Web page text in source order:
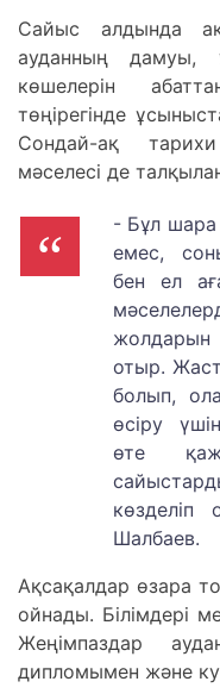
Сайыс алдында
ауданның дамуы,
көшелерін
төңірегінде
Сондай-ақ
мәселесі де
- Бұл шара
емес,
бен ел
отыр.
болып,
өсіру
өте
Шалбаев.
Ақсақалдар өзара
ойнады. Білімдері
Жеңімпаздар
дипломымен және